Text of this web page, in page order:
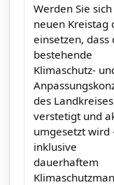
Werden Sie
neuen Kreistag
einsetzen, dass
bestehende
Klimaschutz-
des Landkreises
verstetigt und
umgesetzt wird
inklusive
dauerhaftem